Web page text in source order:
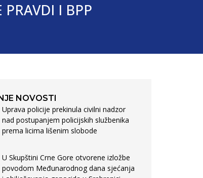
PRAVDI I BPP
NOVOSTI
Uprava policije prekinula civilni nadzor
nad postupanjem policijskih službenika
prema licima lišenim slobode
U Skupštini Crne Gore otvorene izložbe
povodom Međunarodnog dana sjećanja